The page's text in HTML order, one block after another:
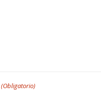
(Obligatorio)